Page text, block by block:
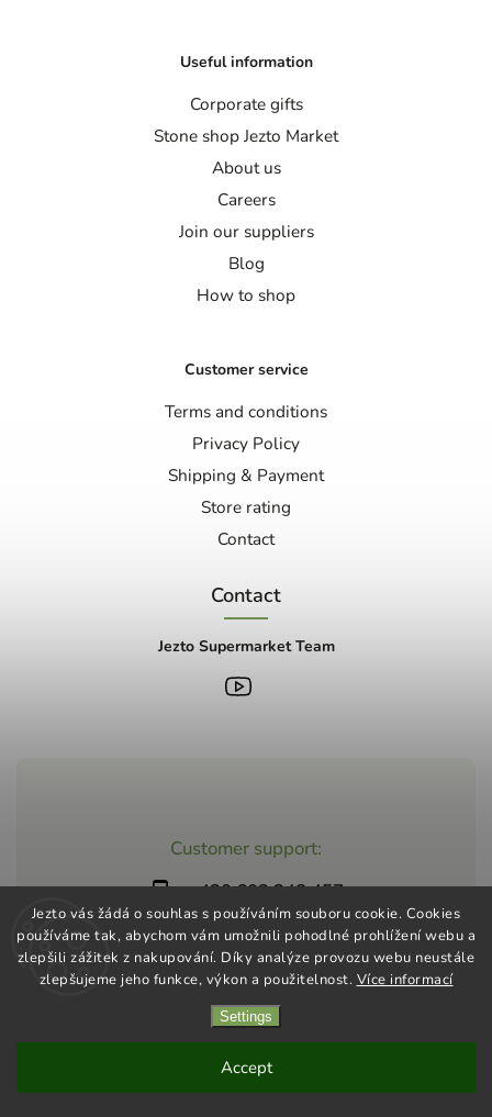
Jezto vás žádá o souhlas s používáním souboru cookie. Cookies
používáme tak, abychom vám umožnili pohodlné prohlížení webu a
zlepšili zážitek z nakupování. Díky analýze provozu webu neustále
zlepšujeme jeho funkce, výkon a použitelnost. Více informací
Settings
Accept
Customer support:
+420 603 248 457
info@jeztomarket.cz
Useful information
Corporate gifts
Stone shop Jezto Market
About us
Careers
Join our suppliers
Blog
How to shop
Customer service
Terms and conditions
Privacy Policy
Shipping & Payment
Store rating
Contact
Contact
Jezto Supermarket Team
Shoptet | Design